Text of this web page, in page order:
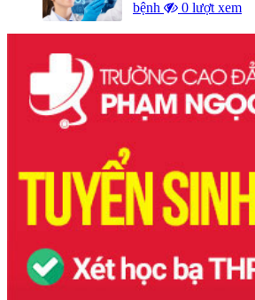
bệnh
0 lượt xem